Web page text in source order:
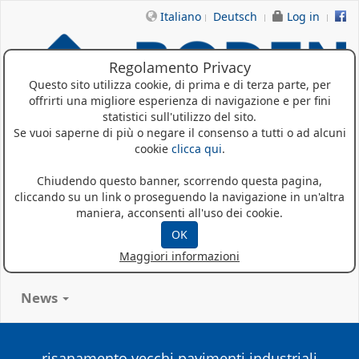
Regolamento Privacy
Questo sito utilizza cookie, di prima e di terza parte, per
offrirti una migliore esperienza di navigazione e per fini
statistici sull'utilizzo del sito.
Se vuoi saperne di più o negare il consenso a tutti o ad alcuni
cookie clicca qui.
Chiudendo questo banner, scorrendo questa pagina,
cliccando su un link o proseguendo la navigazione in un'altra
maniera, acconsenti all'uso dei cookie.
OK
Maggiori informazioni
Italiano Deutsch Log in
Chi siamo
News